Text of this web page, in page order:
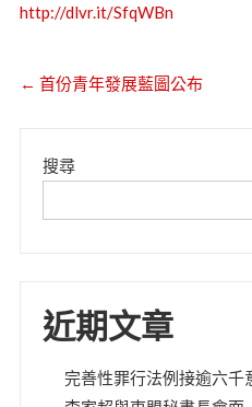
http://dlvr.it/SfqWBn
← 首份青年發展藍圖公布
搜尋
近期文章
完善性罪行法例接逾六千